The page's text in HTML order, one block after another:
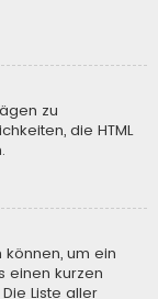
zu
die HTML
um ein
einen kurzen
Liste aller